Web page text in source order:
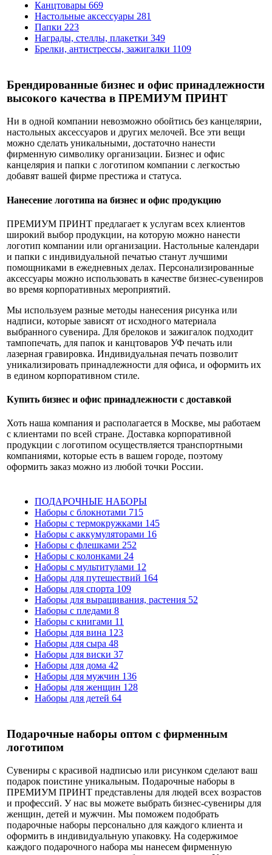
Канцтовары 669
Настольные аксессуары 281
Папки 223
Награды, стеллы, плакетки 349
Брелки, антистрессы, зажигалки 1109
Брендированные бизнес и офис принадлежности
высокого качества в ПРЕМИУМ ПРИНТ
Ни в одной компании невозможно обойтись без канцелярии,
настольных аксессуаров и других мелочей. Все эти вещи
можно сделать уникальными, достаточно нанести
фирменную символику организации. Бизнес и офис
канцелярия и папки с логотипом компании с легкостью
добавят вашей фирме престижа и статуса.
Нанесение логотипа на бизнес и офис продукцию
ПРЕМИУМ ПРИНТ предлагает к услугам всех клиентов
широкий выбор продукции, на которую можно нанести
логотип компании или организации. Настольные календари
и папки с индивидуальной печатью станут лучшими
помощниками в ежедневных делах. Персонализированные
аксессуары можно использовать в качестве бизнес-сувениров
во время корпоративных мероприятий.
Мы используем разные методы нанесения рисунка или
надписи, которые зависят от исходного материала
выбранного сувенира. Для брелоков и зажигалок подходит
тампопечать, для папок и канцтоваров УФ печать или
лазерная гравировка. Индивидуальная печать позволит
уникализировать принадлежности для офиса, и оформить их
в едином корпоративном стиле.
Купить бизнес и офис принадлежности с доставкой
Хоть наша компания и располагается в Москве, мы работаем
с клиентами по всей стране. Доставка корпоративной
продукции с логотипом осуществляется транспортными
компаниями, которые есть в вашем городе, поэтому
оформить заказ можно из любой точки России.
ПОДАРОЧНЫЕ НАБОРЫ
Наборы с блокнотами 715
Наборы с термокружками 145
Наборы с аккумуляторами 16
Наборы с флешками 252
Наборы с колонками 24
Наборы с мультитулами 12
Наборы для путешествий 164
Наборы для спорта 109
Наборы для выращивания, растения 52
Наборы с пледами 8
Наборы с книгами 11
Наборы для вина 123
Наборы для сыра 48
Наборы для виски 37
Наборы для дома 42
Наборы для мужчин 136
Наборы для женщин 128
Наборы для детей 64
Подарочные наборы оптом с фирменным
логотипом
Сувениры с красивой надписью или рисунком сделают ваш
подарок поистине уникальным. Подарочные наборы в
ПРЕМИУМ ПРИНТ представлены для людей всех возрастов
и профессий. У нас вы можете выбрать бизнес-сувениры для
женщин, детей и мужчин. Мы поможем подобрать
подарочные наборы персонально для каждого клиента и
оформить в индивидуальную упаковку. На содержимое
каждого подарочного набора мы нанесем фирменную